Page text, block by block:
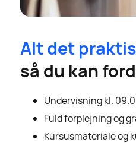
Alt det
så du kan
Undervisning kl.
Fuld forplejning og
Kursusmateriale og